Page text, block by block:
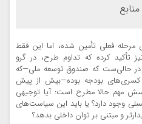
مرحله فعلی تأمین شده، اما این فقط
تأکید کرده که تداوم طرح، در گرو
حالی‌ست که صندوق توسعه ملی—که
کسری‌های بودجه بوده—بیش از پیش
مهم حالا مطرح است: آیا توجیهی
وجود دارد؟ یا باید این سیاست‌های
و مبتنی بر توان داخلی بدهد؟